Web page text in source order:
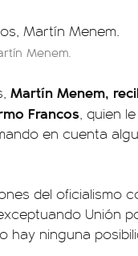
Menem.
Martín Menem,
Francos, quien
en cuenta
del oficialismo
Unión
hay ninguna